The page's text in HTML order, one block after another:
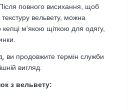
повного висихання, щоб
вельвету, можна
м'якою щіткою для одягу,
ви продовжите термін служби
вигляд.
з вельвету: